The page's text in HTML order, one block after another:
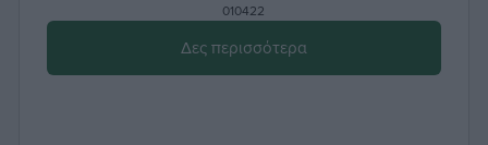
010422
Δες περισσότερα